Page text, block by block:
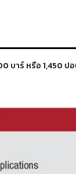
บาร์ หรือ